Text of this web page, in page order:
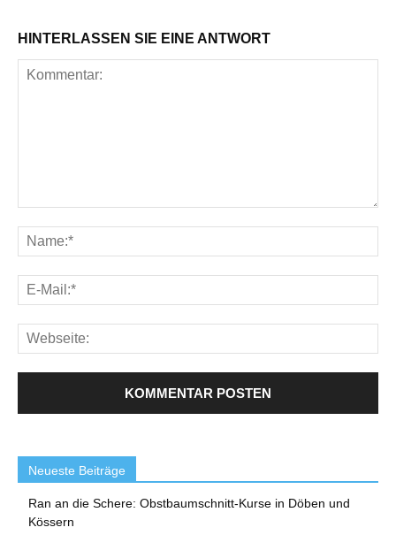
HINTERLASSEN SIE EINE ANTWORT
Neueste Beiträge
Ran an die Schere: Obstbaumschnitt-Kurse in Döben und
Kössern